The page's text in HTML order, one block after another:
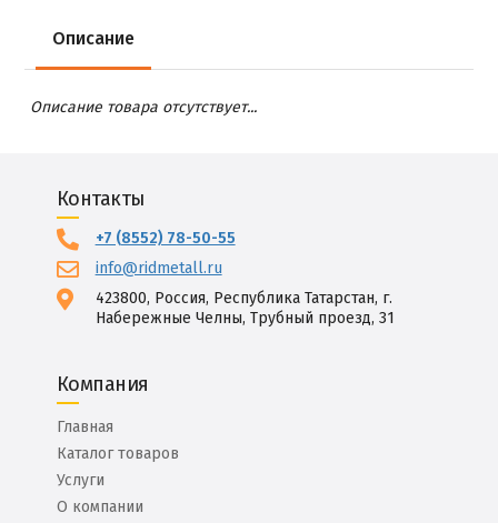
Описание
Описание товара отсутствует...
Контакты
+7 (8552) 78-50-55
info@ridmetall.ru
423800, Россия, Республика Татарстан, г.
Набережные Челны, Трубный проезд, 31
Компания
Главная
Каталог товаров
Услуги
О компании